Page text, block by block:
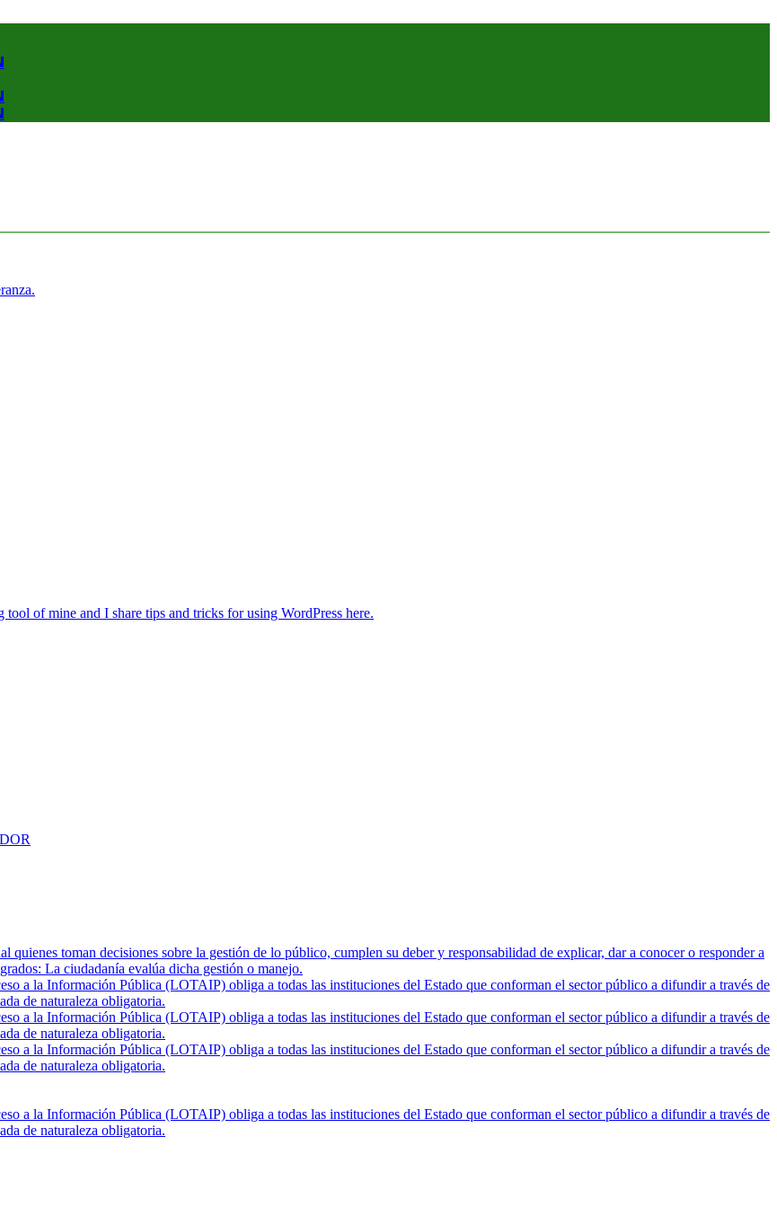
tool of mine and I share tips and tricks for using WordPress here.
quienes toman decisiones sobre la gestión de lo público, cumplen su deber y responsabilidad de explicar, dar a conocer o responder a
La ciudadanía evalúa dicha gestión o manejo.
a la Información Pública (LOTAIP) obliga a todas las instituciones del Estado que conforman el sector público a difundir a través de
de naturaleza obligatoria.
a la Información Pública (LOTAIP) obliga a todas las instituciones del Estado que conforman el sector público a difundir a través de
de naturaleza obligatoria.
a la Información Pública (LOTAIP) obliga a todas las instituciones del Estado que conforman el sector público a difundir a través de
de naturaleza obligatoria.
a la Información Pública (LOTAIP) obliga a todas las instituciones del Estado que conforman el sector público a difundir a través de
de naturaleza obligatoria.